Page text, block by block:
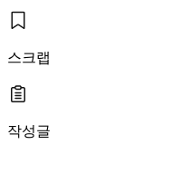
스크랩
작성글